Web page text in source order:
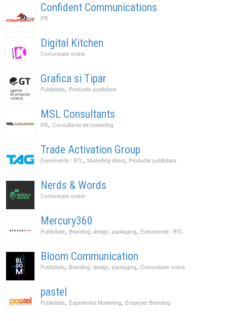
Confident Communications
PR
Digital Kitchen
Comunicare online
Grafica si Tipar
Publicitate, Productie publicitara
MSL Consultants
PR, Consultanta de marketing
Trade Activation Group
Evenimente / BTL , Marketing direct, Productie publicitara
Nerds & Words
Comunicare online
Mercury360
Publicitate, Branding, design, packaging, Evenimente / BTL
Bloom Communication
Publicitate, Branding, design, packaging, Comunicare online
pastel
Publicitate, Experiential Marketing, Employer Branding